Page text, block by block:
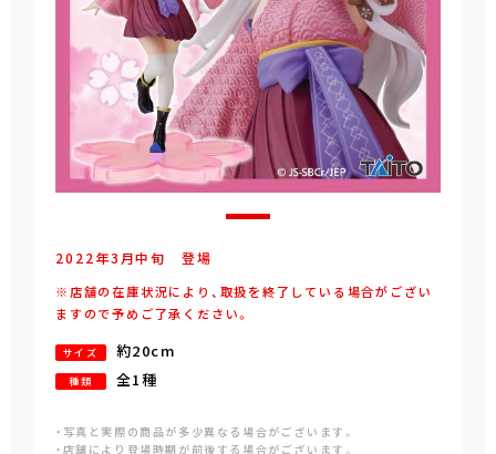
2022年3 月中旬 登場
※店舗の在庫状況により、取扱を終了している場合がござい
ますので予めご了承ください。
サイズ 約20cm
種類 全1種
・写真と実際の商品が多少異なる場合がございます。
・店舗により登場時期が前後する場合がございます。